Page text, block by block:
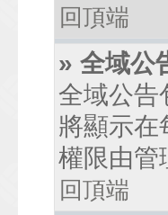
回頂端
» 全域公
全域公告
將顯示在
權限由管
回頂端